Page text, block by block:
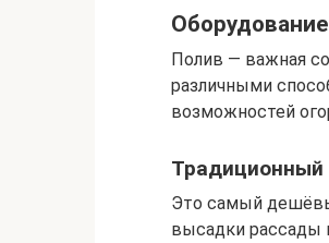
Полив — важная
различными
возможностей
Традиционный
Это самый
высадки рассады